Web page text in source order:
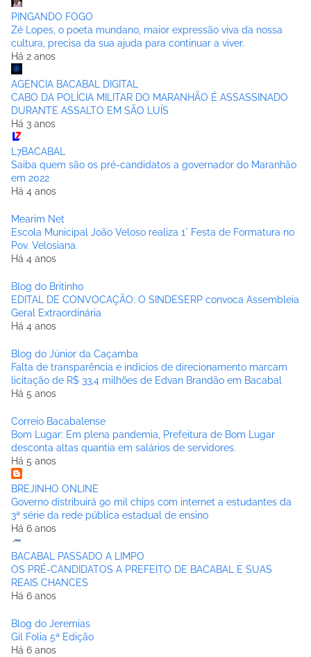
PINGANDO FOGO
Zé Lopes, o poeta mundano, maior expressão viva da nossa
cultura, precisa da sua ajuda para continuar a viver.
Há 2 anos
AGENCIA BACABAL DIGITAL
CABO DA POLÍCIA MILITAR DO MARANHÃO É ASSASSINADO
DURANTE ASSALTO EM SÃO LUÍS
Há 3 anos
L7BACABAL
Saiba quem são os pré-candidatos a governador do Maranhão
em 2022
Há 4 anos
Mearim Net
Escola Municipal João Veloso realiza 1° Festa de Formatura no
Pov. Velosiana.
Há 4 anos
Blog do Britinho
EDITAL DE CONVOCAÇÃO: O SINDESERP convoca Assembleia
Geral Extraordinária
Há 4 anos
Blog do Júnior da Caçamba
Falta de transparência e indícios de direcionamento marcam
licitação de R$ 33,4 milhões de Edvan Brandão em Bacabal
Há 5 anos
Correio Bacabalense
Bom Lugar: Em plena pandemia, Prefeitura de Bom Lugar
desconta altas quantia em salários de servidores.
Há 5 anos
BREJINHO ONLINE
Governo distribuirá 90 mil chips com internet a estudantes da
3ª série da rede pública estadual de ensino
Há 6 anos
BACABAL PASSADO A LIMPO
OS PRÉ-CANDIDATOS A PREFEITO DE BACABAL E SUAS
REAIS CHANCES
Há 6 anos
Blog do Jeremias
Gil Folia 5ª Edição
Há 6 anos